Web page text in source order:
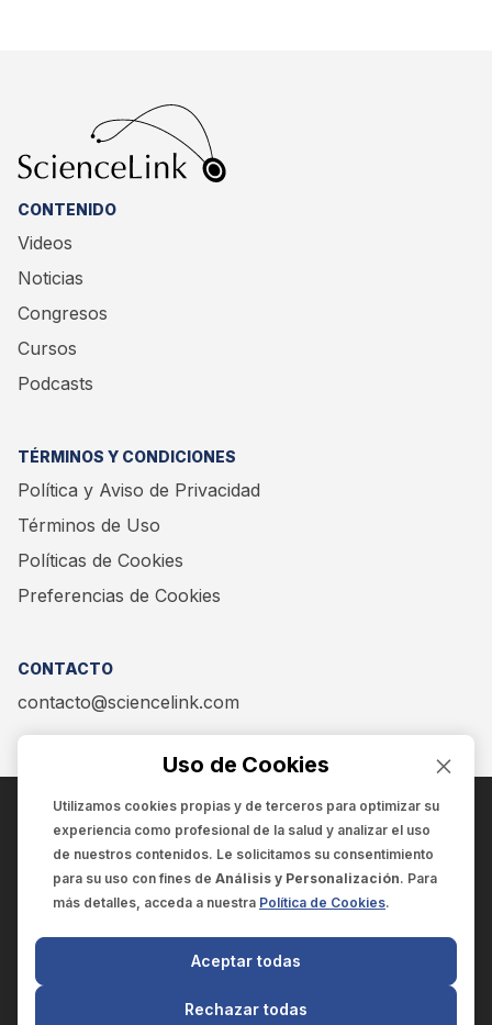
CONTENIDO
Videos
Noticias
Congresos
Cursos
Podcasts
TÉRMINOS Y CONDICIONES
Política y Aviso de Privacidad
Términos de Uso
Políticas de Cookies
Preferencias de Cookies
CONTACTO
contacto@sciencelink.com
ENCUÉNTRANOS EN:
SCIENCELINK
SCILINK COMUNICACIÓN CIENTÍFICA SC
Uso de Cookies
Utilizamos cookies propias y de terceros para optimizar su
experiencia como profesional de la salud y analizar el uso
de nuestros contenidos. Le solicitamos su consentimiento
para su uso con fines de Análisis y Personalización. Para
más detalles, acceda a nuestra Política de Cookies.
Rechazar todas
Aceptar todas